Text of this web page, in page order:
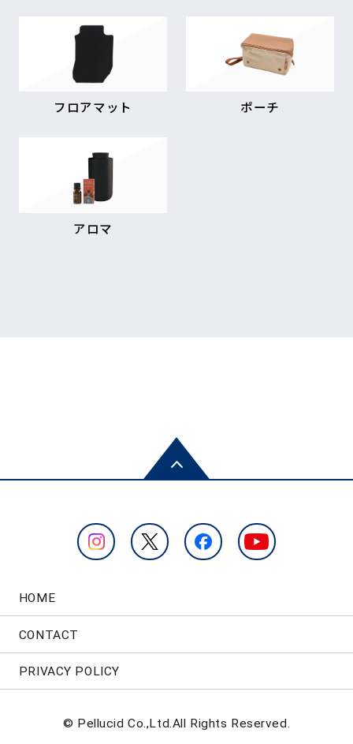
フロアマット ポーチ
アロマ
HOME
CONTACT
PRIVACY POLICY
© Pellucid Co.,Ltd.All Rights Reserved.